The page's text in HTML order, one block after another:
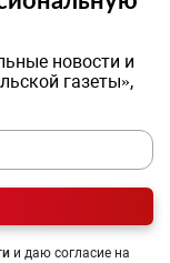
новости и
газеты»,
и даю согласие на